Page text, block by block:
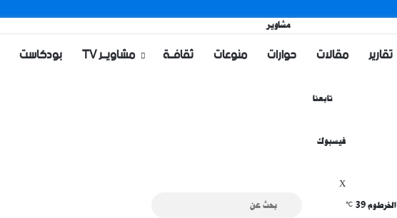
تقارير مقالات حوارات منوعات ثقافــة مشاويــر TV بودكاست
الخرطوم 39
℃
تابعنا
فيسبوك
X
بحث